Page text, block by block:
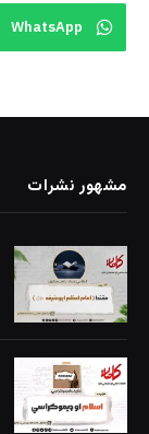
WhatsApp
مشهور نشرات